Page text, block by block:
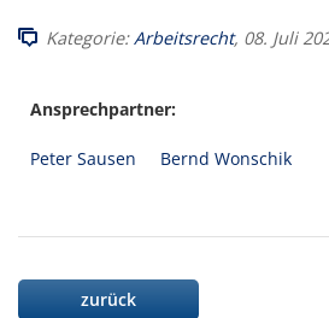
Kategorie:Arbeitsrecht, 08. Juli
Ansprechpartner:
Peter Sausen Bernd Wonschik
zurück